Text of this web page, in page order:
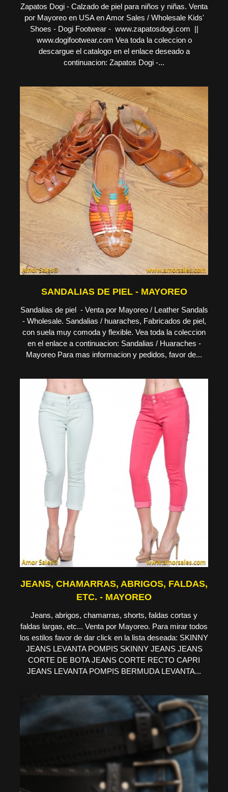
Zapatos Dogi - Calzado de piel para niños y niñas. Venta
por Mayoreo en USA en Amor Sales / Wholesale Kids'
Shoes - Dogi Footwear - www.zapatosdogi.com ||
www.dogifootwear.com Vea toda la coleccion o
descargue el catalogo en el enlace deseado a
continuacion: Zapatos Dogi -...
SANDALIAS DE PIEL - MAYOREO
Sandalias de piel - Venta por Mayoreo / Leather Sandals
- Wholesale. Sandalias / huaraches, Fabricados de piel,
con suela muy comoda y flexible. Vea toda la coleccion
en el enlace a continuacion: Sandalias / Huaraches -
Mayoreo Para mas informacion y pedidos, favor de...
JEANS, CHAMARRAS, ABRIGOS, FALDAS,
ETC. - MAYOREO
Jeans, abrigos, chamarras, shorts, faldas cortas y
faldas largas, etc... Venta por Mayoreo. Para mirar todos
los estilos favor de dar click en la lista deseada: SKINNY
JEANS LEVANTA POMPIS SKINNY JEANS JEANS
CORTE DE BOTA JEANS CORTE RECTO CAPRI
JEANS LEVANTA POMPIS BERMUDA LEVANTA...